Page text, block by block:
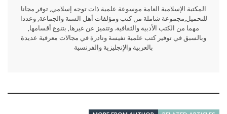
المكتبة الإسلامية العامة موسوعة علمية ذات توجه إسلامي, توفر مجانا
للتحميل,مجموعة شاملة من كتب ومؤلفات أهل السنة والجماعة, وعددا
مهما من الكتب الأدبية والثقافية. وتتميز عن غيرها, بتنوع أقسامها,
وبالسبق في توفير كتب علمية نفيسة ونادرة في مجالات معرفية عديدة
بالعربية والإنجليزية والفرنسية